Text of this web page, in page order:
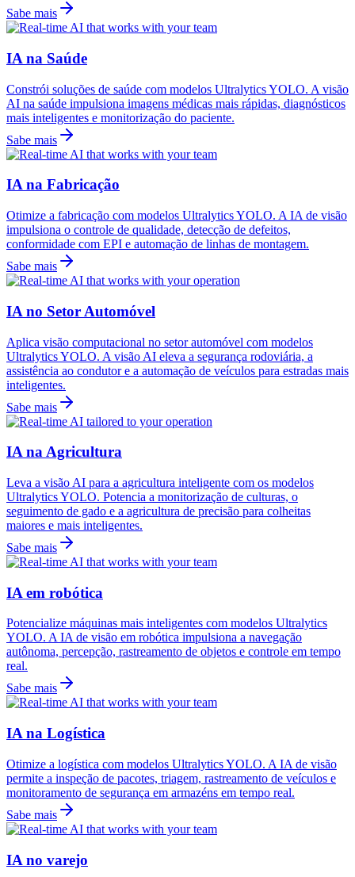
Sabe mais
IA na Saúde
Constrói soluções de saúde com modelos Ultralytics YOLO. A visão
AI na saúde impulsiona imagens médicas mais rápidas, diagnósticos
mais inteligentes e monitorização do paciente.
Sabe mais
IA na Fabricação
Otimize a fabricação com modelos Ultralytics YOLO. A IA de visão
impulsiona o controle de qualidade, detecção de defeitos,
conformidade com EPI e automação de linhas de montagem.
Sabe mais
IA no Setor Automóvel
Aplica visão computacional no setor automóvel com modelos
Ultralytics YOLO. A visão AI eleva a segurança rodoviária, a
assistência ao condutor e a automação de veículos para estradas mais
inteligentes.
Sabe mais
IA na Agricultura
Leva a visão AI para a agricultura inteligente com os modelos
Ultralytics YOLO. Potencia a monitorização de culturas, o
seguimento de gado e a agricultura de precisão para colheitas
maiores e mais inteligentes.
Sabe mais
IA em robótica
Potencialize máquinas mais inteligentes com modelos Ultralytics
YOLO. A IA de visão em robótica impulsiona a navegação
autônoma, percepção, rastreamento de objetos e controle em tempo
real.
Sabe mais
IA na Logística
Otimize a logística com modelos Ultralytics YOLO. A IA de visão
permite a inspeção de pacotes, triagem, rastreamento de veículos e
monitoramento de segurança em armazéns em tempo real.
Sabe mais
IA no varejo